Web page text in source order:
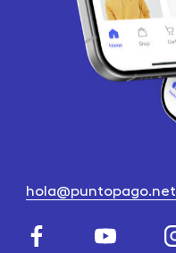
hola@puntopago.net